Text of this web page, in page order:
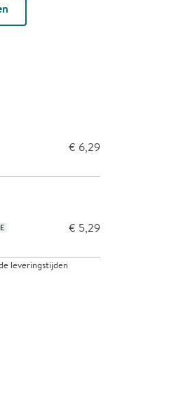
€ 6,29
€ 5,29
leveringstijden